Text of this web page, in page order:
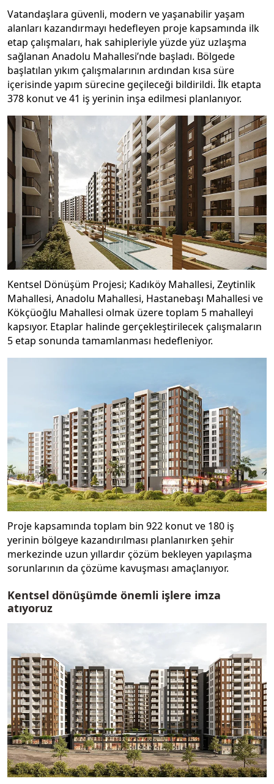
Vatandaşlara güvenli, modern ve yaşanabilir yaşam
alanları kazandırmayı hedefleyen proje kapsamında ilk
etap çalışmaları, hak sahipleriyle yüzde yüz uzlaşma
sağlanan Anadolu Mahallesi’nde başladı. Bölgede
başlatılan yıkım çalışmalarının ardından kısa süre
içerisinde yapım sürecine geçileceği bildirildi. İlk etapta
378 konut ve 41 iş yerinin inşa edilmesi planlanıyor.
Kentsel Dönüşüm Projesi; Kadıköy Mahallesi, Zeytinlik
Mahallesi, Anadolu Mahallesi, Hastanebaşı Mahallesi ve
Kökçüoğlu Mahallesi olmak üzere toplam 5 mahalleyi
kapsıyor. Etaplar halinde gerçekleştirilecek çalışmaların
5 etap sonunda tamamlanması hedefleniyor.
Proje kapsamında toplam bin 922 konut ve 180 iş
yerinin bölgeye kazandırılması planlanırken şehir
merkezinde uzun yıllardır çözüm bekleyen yapılaşma
sorunlarının da çözüme kavuşması amaçlanıyor.
Kentsel dönüşümde önemli işlere imza
atıyoruz